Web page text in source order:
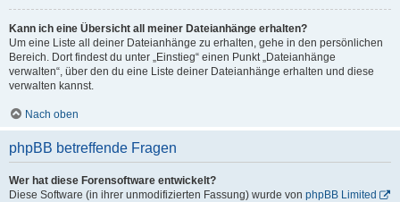
Kann ich eine Übersicht all meiner Dateianhänge erhalten?
Um eine Liste all deiner Dateianhänge zu erhalten, gehe in den persönlichen
Bereich. Dort findest du unter „Einstieg“ einen Punkt „Dateianhänge
verwalten“, über den du eine Liste deiner Dateianhänge erhalten und diese
verwalten kannst.
Nach oben
phpBB betreffende Fragen
Wer hat diese Forensoftware entwickelt?
Diese Software (in ihrer unmodifizierten Fassung) wurde von phpBB Limited